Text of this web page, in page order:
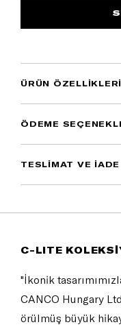
ÜRÜN ÖZELLIKLERI
ÖDEME
TESLİMAT VE İADE
C-LITE
"İkonik
CANCO Hungary
örülmüş büyük